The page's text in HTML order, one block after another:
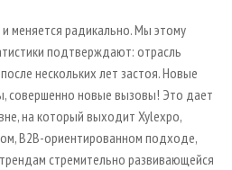
меняется радикально. Мы этому
подтверждают: отрасль
нескольких лет застоя. Новые
совершенно новые вызовы! Это дает
на который выходит Xylexpo,
B2B-ориентированном подходе,
стремительно развивающейся